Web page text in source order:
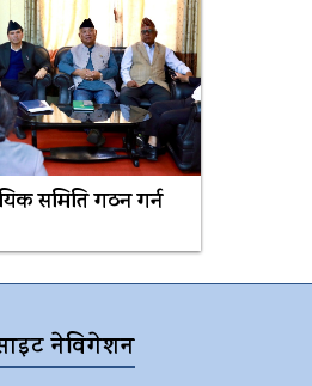
समिति गठन गर्न
नेविगेशन